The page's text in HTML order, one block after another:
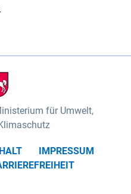
für Umwelt,
IMPRESSUM